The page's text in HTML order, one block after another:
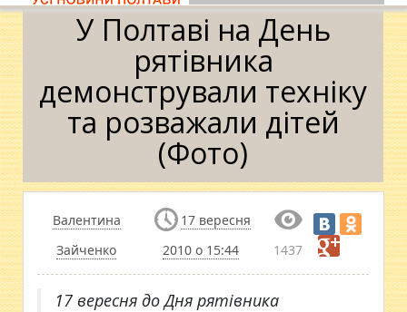
У Полтаві на День
рятівника
демонстрували техніку
та розважали дітей
(Фото)
Валентина
Зайченко
17 вересня
2010 о 15:44
1437
17 вересня до Дня рятівника